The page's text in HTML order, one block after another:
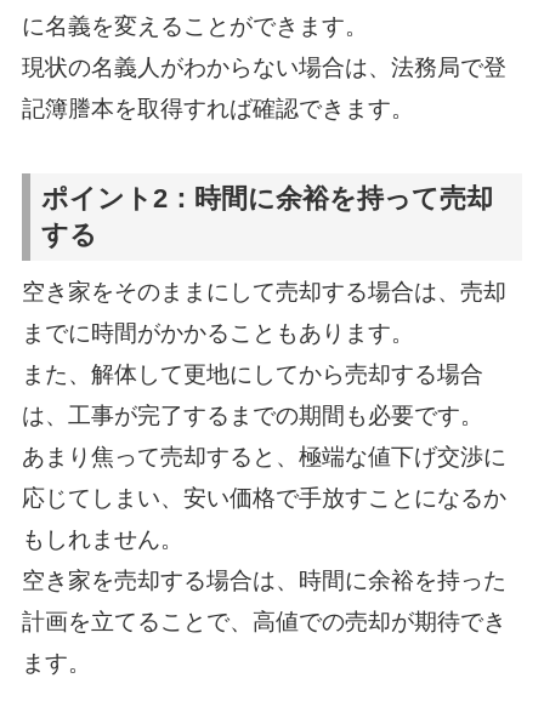
に名義を変えることができます。
現状の名義人がわからない場合は、法務局で登
記簿謄本を取得すれば確認できます。
ポイント2：時間に余裕を持って売却
する
空き家をそのままにして売却する場合は、売却
までに時間がかかることもあります。
また、解体して更地にしてから売却する場合
は、工事が完了するまでの期間も必要です。
あまり焦って売却すると、極端な値下げ交渉に
応じてしまい、安い価格で手放すことになるか
もしれません。
空き家を売却する場合は、時間に余裕を持った
計画を立てることで、高値での売却が期待でき
ます。